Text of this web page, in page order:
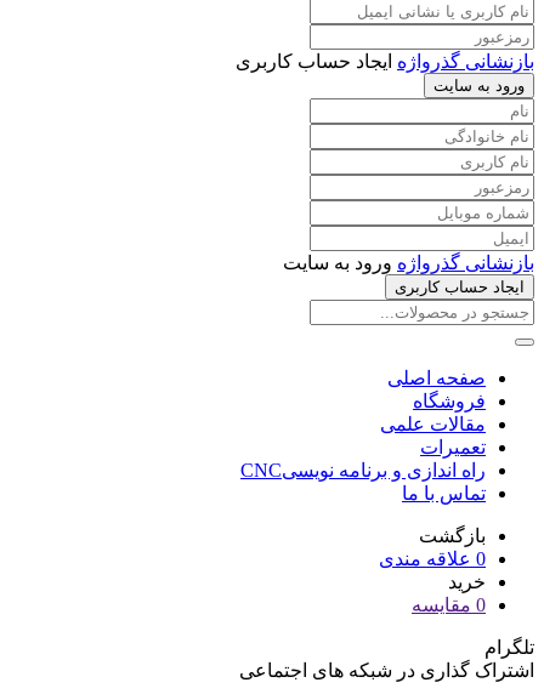
بازنشانی گذرواژه ایجاد حساب کاربری
ورود به سایت
بازنشانی گذرواژه ورود به سایت
ایجاد حساب کاربری
صفحه اصلی
فروشگاه
مقالات علمی
تعمیرات
راه اندازی و برنامه نویسیCNC
تماس با ما
بازگشت
0 علاقه مندی
خرید
0 مقایسه
تلگرام
اشتراک گذاری در شبکه های اجتماعی